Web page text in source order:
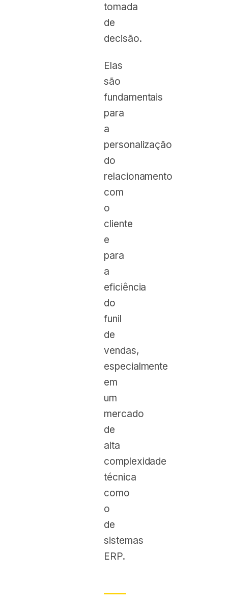
tomada
de
decisão.
Elas
são
fundamentais
para
a
personalização
do
relacionamento
com
o
cliente
e
para
a
eficiência
do
funil
de
vendas,
especialmente
em
um
mercado
de
alta
complexidade
técnica
como
o
de
sistemas
ERP.